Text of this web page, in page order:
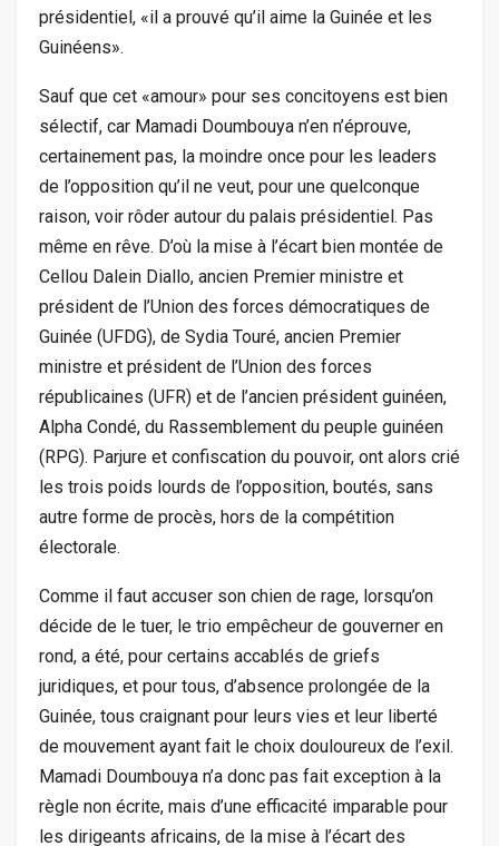
présidentiel, «il a prouvé qu’il aime la Guinée et les
Guinéens».
Sauf que cet «amour» pour ses concitoyens est bien
sélectif, car Mamadi Doumbouya n’en n’éprouve,
certainement pas, la moindre once pour les leaders
de l’opposition qu’il ne veut, pour une quelconque
raison, voir rôder autour du palais présidentiel. Pas
même en rêve. D’où la mise à l’écart bien montée de
Cellou Dalein Diallo, ancien Premier ministre et
président de l’Union des forces démocratiques de
Guinée (UFDG), de Sydia Touré, ancien Premier
ministre et président de l’Union des forces
républicaines (UFR) et de l’ancien président guinéen,
Alpha Condé, du Rassemblement du peuple guinéen
(RPG). Parjure et confiscation du pouvoir, ont alors crié
les trois poids lourds de l’opposition, boutés, sans
autre forme de procès, hors de la compétition
électorale.
Comme il faut accuser son chien de rage, lorsqu’on
décide de le tuer, le trio empêcheur de gouverner en
rond, a été, pour certains accablés de griefs
juridiques, et pour tous, d’absence prolongée de la
Guinée, tous craignant pour leurs vies et leur liberté
de mouvement ayant fait le choix douloureux de l’exil.
Mamadi Doumbouya n’a donc pas fait exception à la
règle non écrite, mais d’une efficacité imparable pour
les dirigeants africains, de la mise à l’écart des